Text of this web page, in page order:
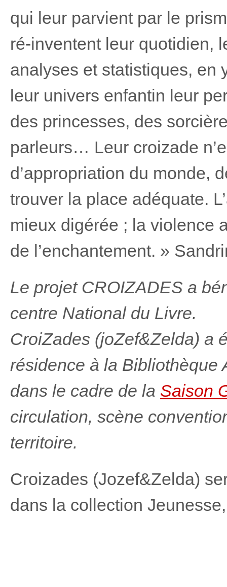
qui leur parvient par le
ré-inventent leur quotidien,
analyses et statistiques, en
leur univers enfantin leur
des princesses, des
parleurs… Leur croizade
d’appropriation du monde,
trouver la place adéquate.
mieux digérée ; la violence
de l’enchantement. »
Le projet CROIZADES a
centre National du Livre.
CroiZades (joZef&Zelda) a
résidence à la Bibliothèque
dans le cadre de la Saison
circulation, scène
territoire.
Croizades (Jozef&Zelda)
dans la collection